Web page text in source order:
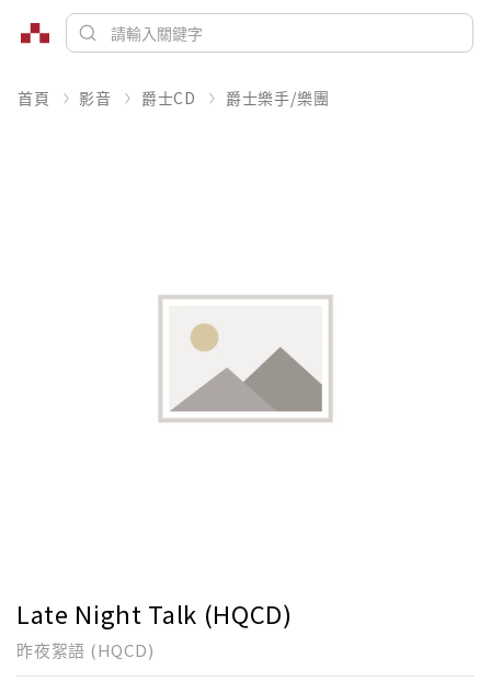
首頁 影音 爵士CD 爵士樂手/樂團
Late Night Talk (HQCD)
昨夜絮語 (HQCD)